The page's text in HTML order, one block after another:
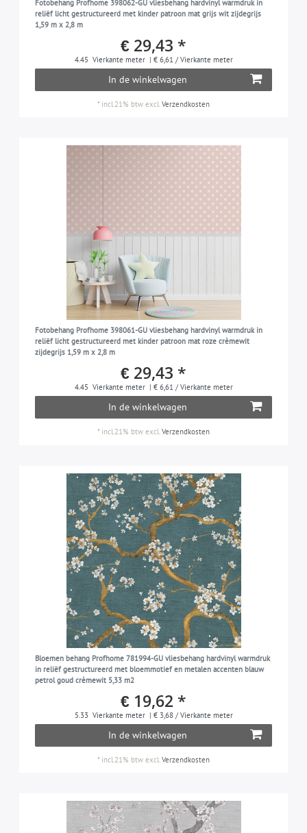
Fotobehang Profhome 398062-GU vliesbehang hardvinyl warmdruk in
reliëf licht gestructureerd met kinder patroon mat grijs wit zijdegrijs
1,59 m x 2,8 m
€ 29,43 *
4.45 Vierkante meter | € 6,61 / Vierkante meter
In de winkelwagen
* incl.21% btw excl.Verzendkosten
Fotobehang Profhome 398061-GU vliesbehang hardvinyl warmdruk in
reliëf licht gestructureerd met kinder patroon mat roze crèmewit
zijdegrijs 1,59 m x 2,8 m
€ 29,43 *
4.45 Vierkante meter | € 6,61 / Vierkante meter
In de winkelwagen
* incl.21% btw excl.Verzendkosten
Bloemen behang Profhome 781994-GU vliesbehang hardvinyl warmdruk
in reliëf gestructureerd met bloemmotief en metalen accenten blauw
petrol goud crèmewit 5,33 m2
€ 19,62 *
5.33 Vierkante meter | € 3,68 / Vierkante meter
In de winkelwagen
* incl.21% btw excl.Verzendkosten